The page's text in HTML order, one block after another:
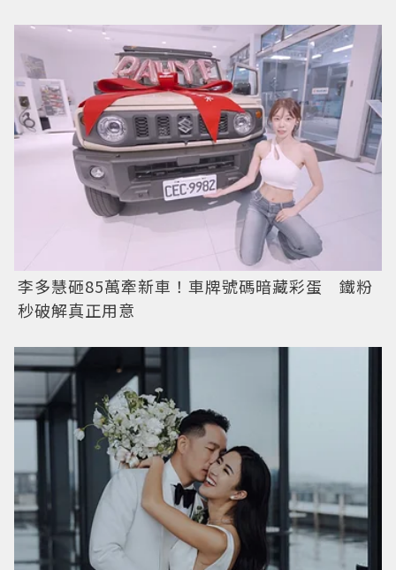
李多慧砸85萬牽新車！車牌號碼暗藏彩蛋 鐵粉
秒破解真正用意